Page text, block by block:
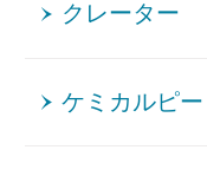
クレーター
ケミカルピ